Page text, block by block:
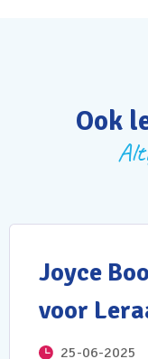
Ook
Joyce
voor
25-06-2025